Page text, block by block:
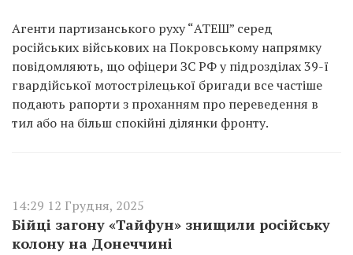
Агенти партизанського руху “АТЕШ” серед
російських військових на Покровському напрямку
повідомляють, що офіцери ЗС РФ у підрозділах 39-ї
гвардійської мотострілецької бригади все частіше
подають рапорти з проханням про переведення в
тил або на більш спокійні ділянки фронту.
14:29 12 Грудня, 2025
Бійці загону «Тайфун» знищили російську
колону на Донеччині